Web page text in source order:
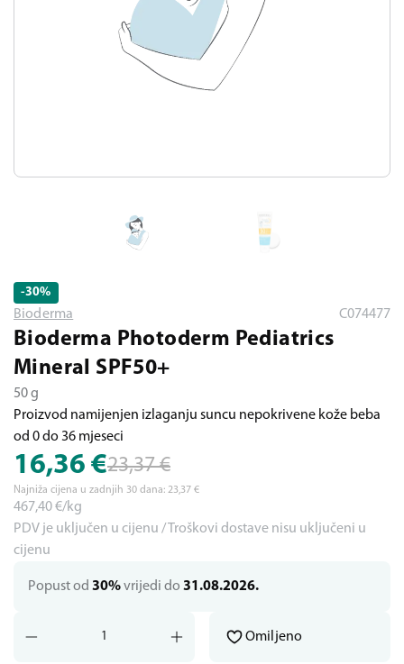
-30%
Bioderma C074477
Bioderma Photoderm Pediatrics
Mineral SPF50+
50 g
Proizvod namijenjen izlaganju suncu nepokrivene kože beba
od 0 do 36 mjeseci
16,36 €23,37 €
Najniža cijena u zadnjih 30 dana: 23,37 €
467,40€/kg
PDV je uključen u cijenu / Troškovi dostave nisu uključeni u
cijenu
Popust od 30%vrijedi do 31.08.2026.
Omiljeno